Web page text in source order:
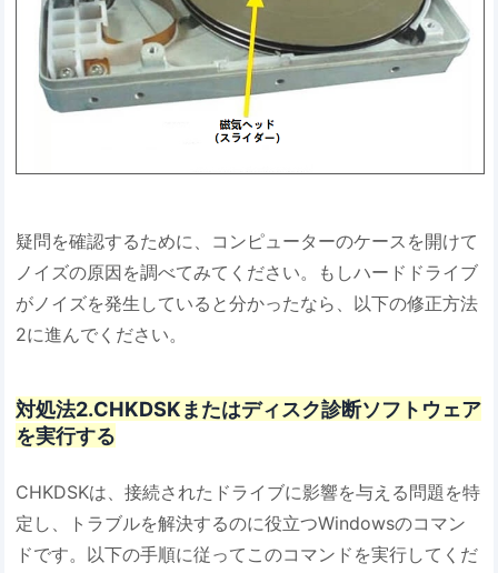
疑問を確認するために、コンピューターのケースを開けて
ノイズの原因を調べてみてください。もしハードドライブ
がノイズを発生していると分かったなら、以下の修正方法
2に進んでください。
対処法2.CHKDSKまたはディスク診断ソフトウェア
を実行する
CHKDSKは、接続されたドライブに影響を与える問題を特
定し、トラブルを解決するのに役立つWindowsのコマン
ドです。以下の手順に従ってこのコマンドを実行してくだ